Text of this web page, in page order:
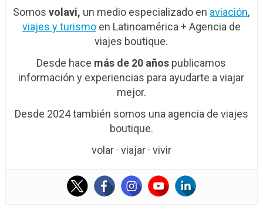
Somosvolavi, un medio especializado en aviación,
viajes y turismoen Latinoamérica + Agencia de
viajes boutique.
Desde hace más de 20 años publicamos
información y experiencias para ayudarte a viajar
mejor.
Desde 2024 también somos una agencia de viajes
boutique.
volar · viajar · vivir